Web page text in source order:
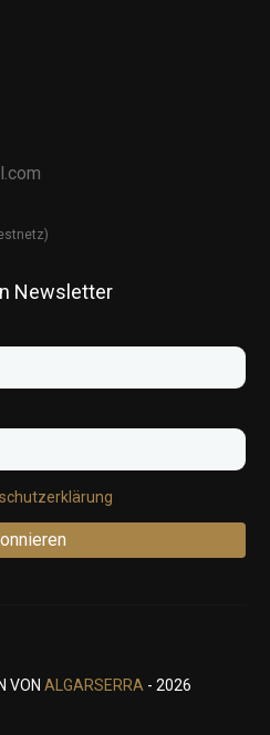
Newsletter
VON ALGARSERRA - 2026